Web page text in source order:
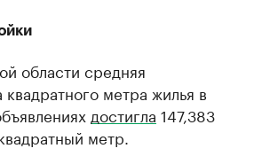
области средняя
метра жилья в
достигла 147,383
метр.